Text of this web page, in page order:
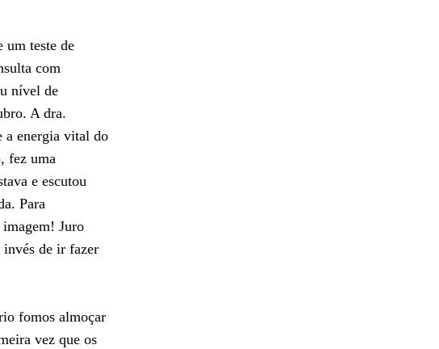
um teste de
com
nível de
A dra.
a energia vital do
fez uma
e escutou
Para
Juro
invés de ir fazer
fomos almoçar
vez que os